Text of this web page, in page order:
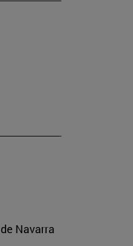
Navarra